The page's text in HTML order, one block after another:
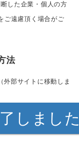
した企業・個人の方
ご遠慮頂く場合がご
法
外部サイトに移動しま
しまし